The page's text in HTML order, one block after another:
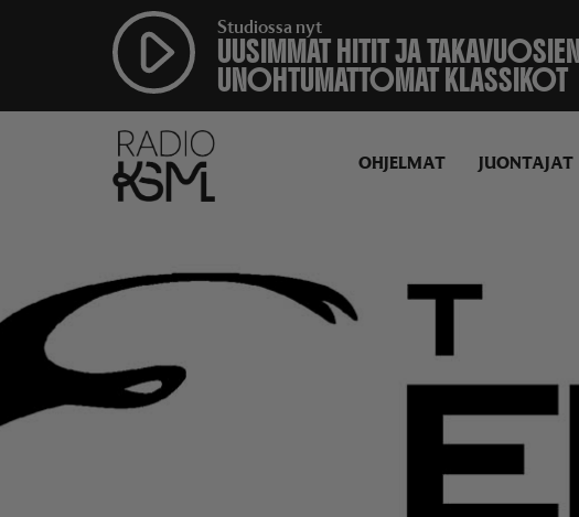
Studiossa nyt
UUSIMMAT HITIT JA TAKAVUOSIEN
UNOHTUMATTOMAT KLASSIKOT
OHJELMAT JUONTAJAT